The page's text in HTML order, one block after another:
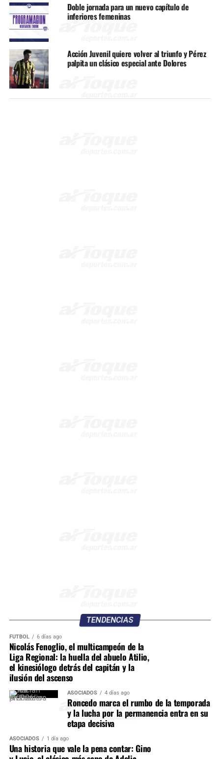
Doble jornada para un nuevo capítulo de
inferiores femeninas
Acción Juvenil quiere volver al triunfo y Pérez
palpita un clásico especial ante Dolores
TENDENCIAS
FÚTBOL 6 días ago
Nicolás Fenoglio, el multicampeón de la
Liga Regional: la huella del abuelo Atilio,
el kinesiólogo detrás del capitán y la
ilusión del ascenso
ASOCIADOS 4 días ago
Roncedo marca el rumbo de la temporada
y la lucha por la permanencia entra en su
etapa decisiva
ASOCIADOS 1 día ago
Una historia que vale la pena contar: Gino